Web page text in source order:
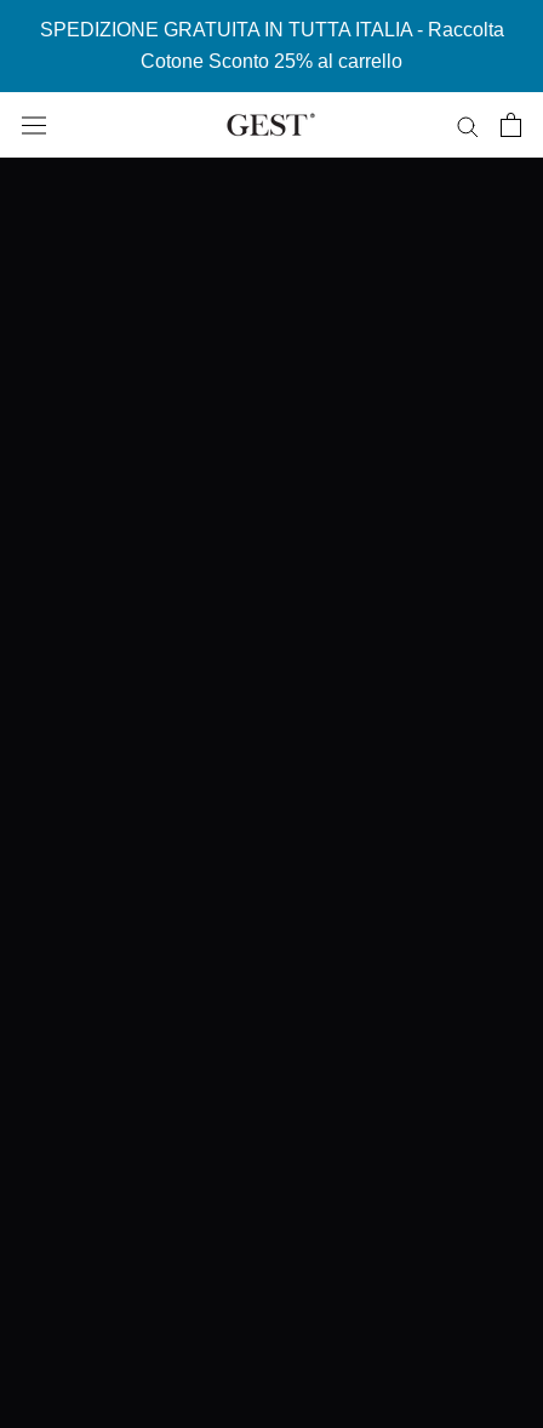
SPEDIZIONE GRATUITA IN TUTTA ITALIA - Raccolta
Cotone Sconto 25% al carrello